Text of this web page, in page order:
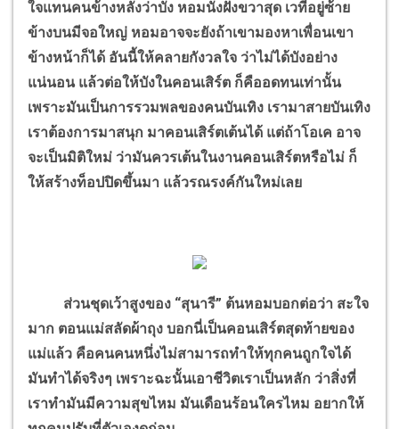
ใจแทนคนข้างหลังว่าบัง หอมนั่งฝั่งขวาสุด เวทีอยู่ซ้าย
ข้างบนมีจอใหญ่ หอมอาจจะยังถ้าเขามองหาเพื่อนเขา
ข้างหน้าก็ได้ อันนี้ให้คลายกังวลใจ ว่าไม่ได้บังอย่าง
แน่นอน แล้วต่อให้บังในคอนเสิร์ต ก็คืออดทนเท่านั้น
เพราะมันเป็นการรวมพลของคนบันเทิง เรามาสายบันเทิง
เราต้องการมาสนุก มาคอนเสิร์ตเต้นได้ แต่ถ้าโอเค อาจ
จะเป็นมิติใหม่ ว่ามันควรเต้นในงานคอนเสิร์ตหรือไม่ ก็
ให้สร้างท็อปปิดขึ้นมา แล้วรณรงค์กันใหม่เลย
ส่วนชุดเว้าสูงของ “สุนารี” ต้นหอมบอกต่อว่า สะใจ
มาก ตอนแม่สลัดผ้าถุง บอกนี่เป็นคอนเสิร์ตสุดท้ายของ
แม่แล้ว คือคนคนหนึ่งไม่สามารถทำให้ทุกคนถูกใจได้
มันทำได้จริงๆ เพราะฉะนั้นเอาชีวิตเราเป็นหลัก ว่าสิ่งที่
เราทำมันมีความสุขไหม มันเดือนร้อนใครไหม อยากให้